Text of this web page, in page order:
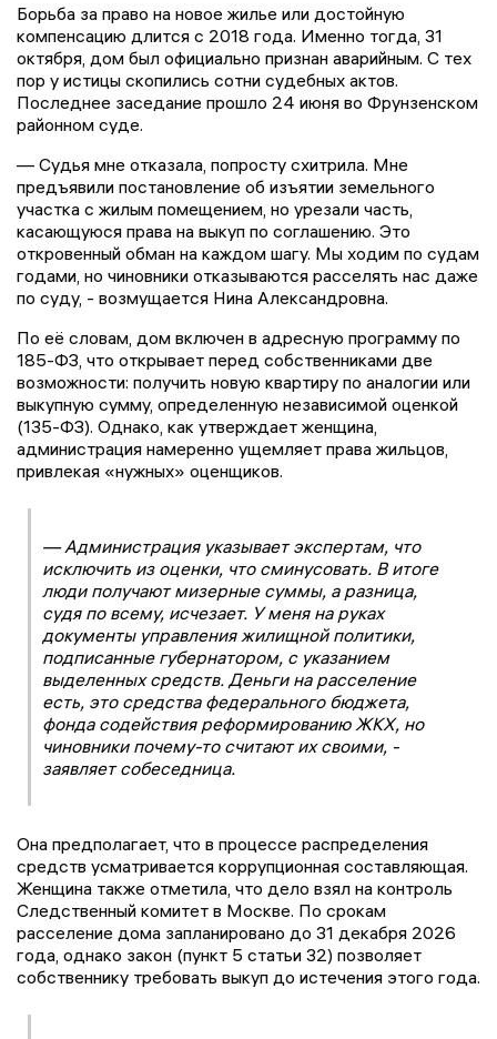
Борьба за право на новое жилье или достойную
компенсацию длится с 2018 года. Именно тогда, 31
октября, дом был официально признан аварийным. С тех
пор у истицы скопились сотни судебных актов.
Последнее заседание прошло 24 июня во Фрунзенском
районном суде.
— Судья мне отказала, попросту схитрила. Мне
предъявили постановление об изъятии земельного
участка с жилым помещением, но урезали часть,
касающуюся права на выкуп по соглашению. Это
откровенный обман на каждом шагу. Мы ходим по судам
годами, но чиновники отказываются расселять нас даже
по суду, - возмущается Нина Александровна.
По её словам, дом включен в адресную программу по
185-ФЗ, что открывает перед собственниками две
возможности: получить новую квартиру по аналогии или
выкупную сумму, определенную независимой оценкой
(135-ФЗ). Однако, как утверждает женщина,
администрация намеренно ущемляет права жильцов,
привлекая «нужных» оценщиков.
— Администрация указывает экспертам, что
исключить из оценки, что сминусовать. В итоге
люди получают мизерные суммы, а разница,
судя по всему, исчезает. У меня на руках
документы управления жилищной политики,
подписанные губернатором, с указанием
выделенных средств. Деньги на расселение
есть, это средства федерального бюджета,
фонда содействия реформированию ЖКХ, но
чиновники почему-то считают их своими, -
заявляет собеседница.
Она предполагает, что в процессе распределения
средств усматривается коррупционная составляющая.
Женщина также отметила, что дело взял на контроль
Следственный комитет в Москве. По срокам
расселение дома запланировано до 31 декабря 2026
года, однако закон (пункт 5 статьи 32) позволяет
собственнику требовать выкуп до истечения этого года.